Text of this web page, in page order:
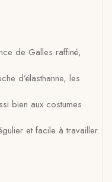
de Galles raffiné,
d’élasthanne, les
bien aux costumes
et facile à travailler.